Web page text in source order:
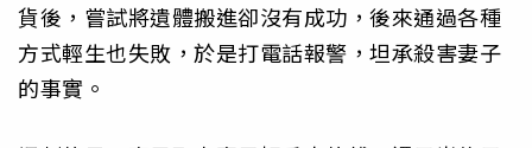
貨後，嘗試將遺體搬進卻沒有成功，後來通過各種
方式輕生也失敗，於是打電話報警，坦承殺害妻子
的事實。